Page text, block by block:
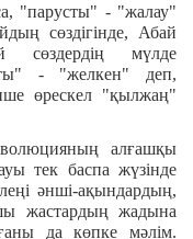
"парусты" - "жалау"
сөздігінде, Абай
сөздердің мүлде
- "желкен" деп,
өрескел "қылжаң"
алғашқы
тек баспа жүзінде
әнші-ақындардың,
жастардың жадына
да көпке мәлім.